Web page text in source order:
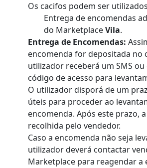
Os cacifos podem ser
Entrega de encomendas
do MarketplaceVila.
Entrega de Encomendas:
encomenda for depositada no
utilizador receberá um SMS
código de acesso para
O utilizador disporá de um
úteis para proceder ao
encomenda. Após este prazo,
recolhida pelo vendedor.
Caso a encomenda não seja
utilizador deverá contactar
Marketplace para reagendar a